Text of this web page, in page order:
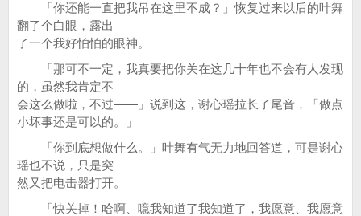
「你还能一直把我吊在这里不成？」恢复过来以后的叶舞
翻了个白眼，露出
了一个我好怕怕的眼神。
「那可不一定，我真要把你关在这几十年也不会有人发现
的，虽然我肯定不
会这么做啦，不过——」说到这，谢心瑶拉长了尾音，「做点
小坏事还是可以的。」
「你到底想做什么。」叶舞有气无力地回答道，可是谢心
瑶也不说，只是突
然又把电击器打开。
「快关掉！哈啊、噫我知道了我知道了，我愿意、我愿意